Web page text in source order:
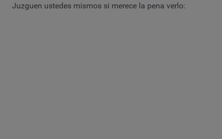
Juzguen ustedes mismos si merece la pena verlo: